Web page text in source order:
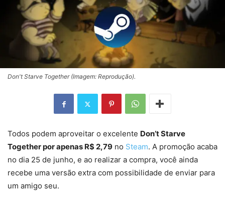
Don't Starve Together (Imagem: Reprodução).
Todos podem aproveitar o excelente Don’t Starve
Together por apenas R$ 2,79 no Steam. A promoção acaba
no dia 25 de junho, e ao realizar a compra, você ainda
recebe uma versão extra com possibilidade de enviar para
um amigo seu.